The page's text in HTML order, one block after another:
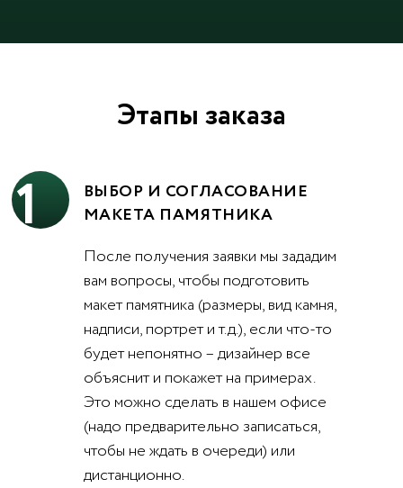
Этапы заказа
1
ВЫБОР И СОГЛАСОВАНИЕ
МАКЕТА ПАМЯТНИКА
После получения заявки мы зададим
вам вопросы, чтобы подготовить
макет памятника (размеры, вид камня,
надписи, портрет и т.д.), если что-то
будет непонятно – дизайнер все
объяснит и покажет на примерах.
Это можно сделать в нашем офисе
(надо предварительно записаться,
чтобы не ждать в очереди) или
дистанционно.